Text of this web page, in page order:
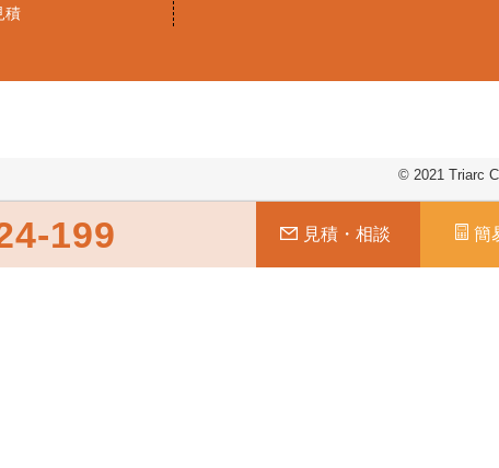
積
© 2021 Triarc
199 見積・相談 簡